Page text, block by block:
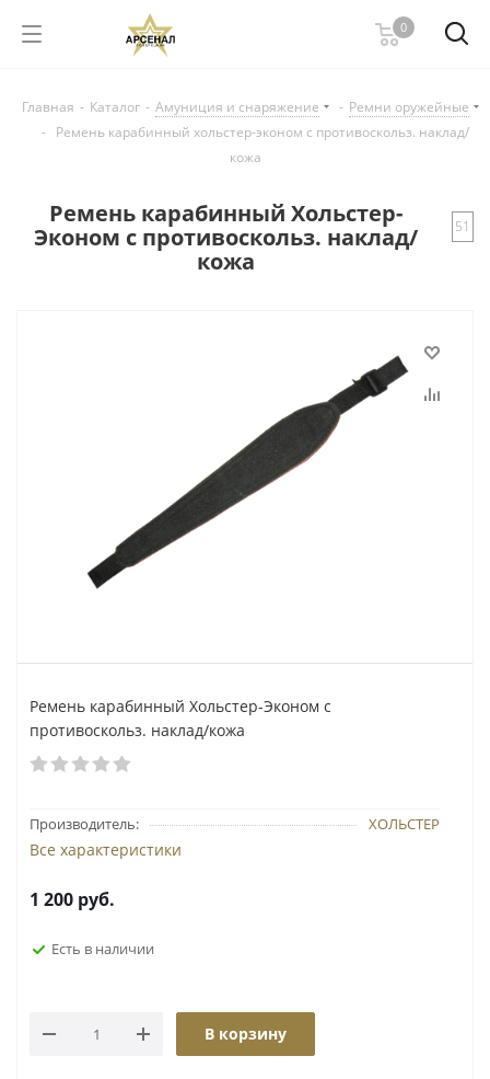
0
Главная - Каталог - Амуниция и снаряжение - Ремни оружейные
-
Ремень карабинный хольстер-эконом с противоскольз. наклад/
кожа
Ремень карабинный Хольстер-
Эконом с противоскольз. наклад/
кожа
51
Ремень карабинный Хольстер-Эконом с
противоскольз. наклад/кожа
Производитель: ХОЛЬСТЕР
Все характеристики
1 200 руб.
Есть в наличии
В корзину